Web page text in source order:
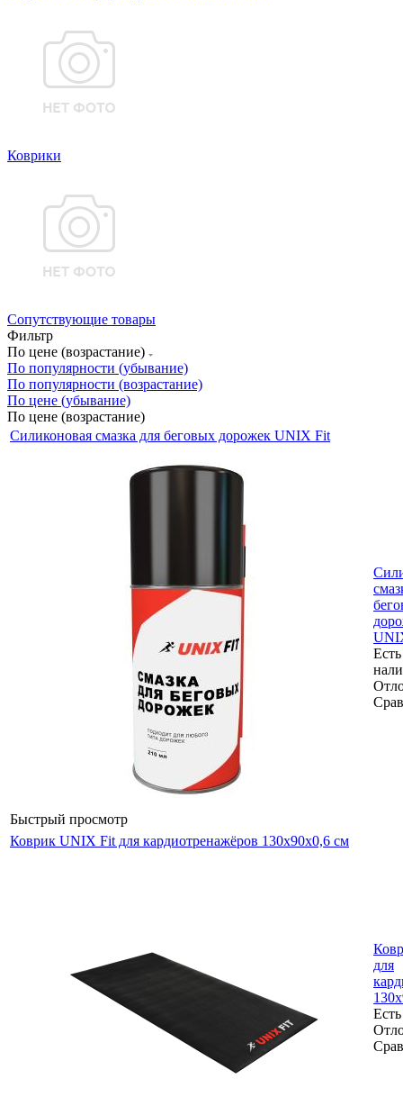
Коврики
Сопутствующие товары
Фильтр
По цене (возрастание)
По популярности (убывание)
По популярности (возрастание)
По цене (убывание)
По цене (возрастание)
Силиконовая смазка для беговых дорожек UNIX Fit
Быстрый просмотр
Коврик UNIX Fit для кардиотренажёров 130x90x0,6 см
для